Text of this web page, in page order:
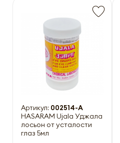
Артикул: 002514-A
HASARAM Ujala Уджала
лосьон от усталости
глаз 5мл